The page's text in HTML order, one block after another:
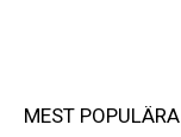
MEST POPULÄRA